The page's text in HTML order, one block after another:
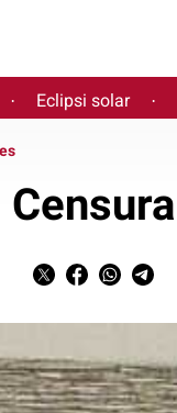
· Eclipsi solar ·
Censura